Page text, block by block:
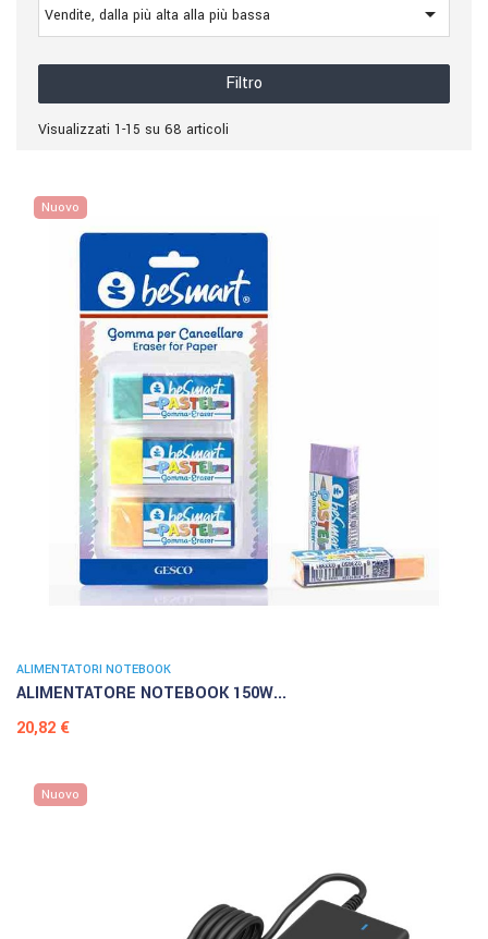
Vendite, dalla più alta alla più bassa 
Filtro
Visualizzati 1-15 su 68 articoli
Nuovo
ALIMENTATORI NOTEBOOK
ALIMENTATORE NOTEBOOK 150W...
Prezzo
20,82 €
Nuovo